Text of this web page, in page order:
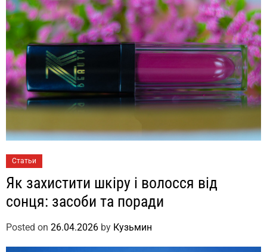
Статьи
Як захистити шкіру і волосся від
сонця: засоби та поради
Posted on 26.04.2026 by Кузьмин